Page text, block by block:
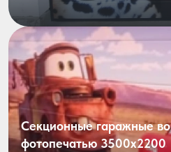
Секционные гаражные
фотопечатью 3500x2200